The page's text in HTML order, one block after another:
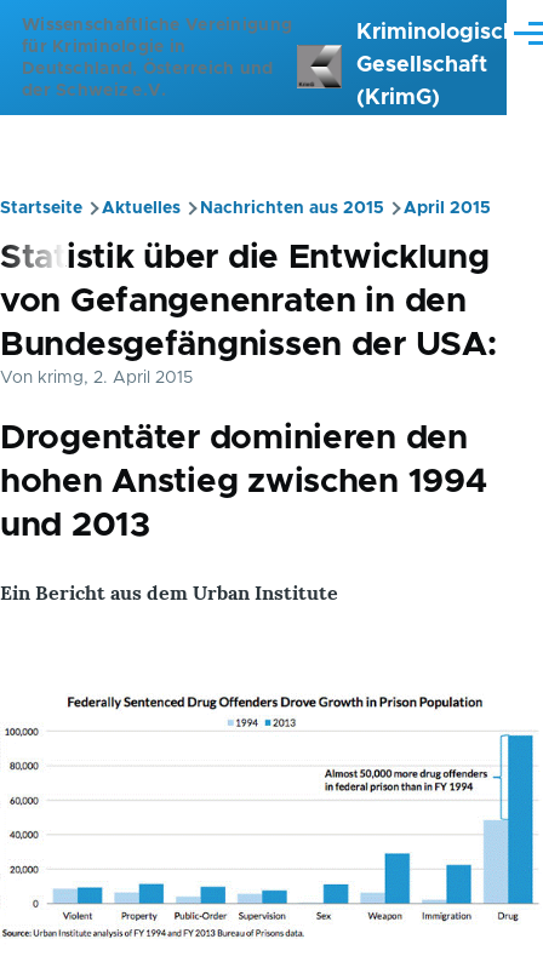
Direkt zum Inhalt
Wissenschaftliche Vereinigung
für Kriminologie in
Deutschland, Österreich und
der Schweiz e.V.
Kriminologische
Gesellschaft
(KrimG)
Pfadnavigation
Startseite Aktuelles Nachrichten aus 2015 April 2015
Statistik über die Entwicklung
von Gefangenenraten in den
Bundesgefängnissen der USA:
Von krimg, 2. April 2015
Drogentäter dominieren den
hohen Anstieg zwischen 1994
und 2013
Ein Bericht aus dem Urban Institute